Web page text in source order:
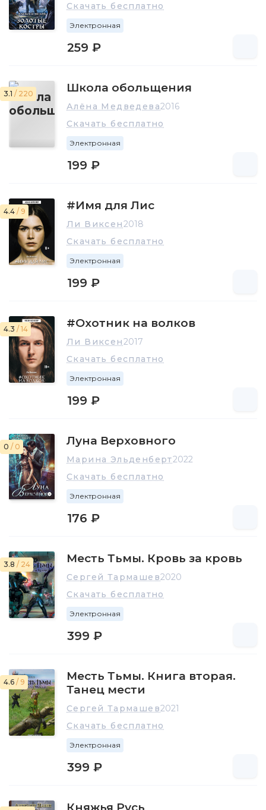
Скачать бесплатно
Электронная
259 ₽
3.1 / 220 Школа обольщения
Алёна Медведева2016
Скачать бесплатно
Электронная
199 ₽
4.4 / 9 #Имя для Лис
Ли Виксен2018
Скачать бесплатно
Электронная
199 ₽
4.3 / 14 #Охотник на волков
Ли Виксен2017
Скачать бесплатно
Электронная
199 ₽
0 / 0 Луна Верховного
Марина Эльденберт2022
Скачать бесплатно
Электронная
176 ₽
3.8 / 24 Месть Тьмы. Кровь за кровь
Сергей Тармашев2020
Скачать бесплатно
Электронная
399 ₽
4.6 / 9
Месть Тьмы. Книга вторая.
Танец мести
Сергей Тармашев2021
Скачать бесплатно
Электронная
399 ₽